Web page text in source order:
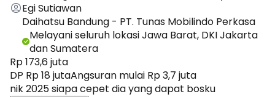
Egi Sutiawan
Daihatsu Bandung - PT. Tunas Mobilindo Perkasa
Melayani seluruh lokasi Jawa Barat, DKI Jakarta
dan Sumatera
Rp 173,6 juta
DP Rp 18 jutaAngsuran mulai Rp 3,7 juta
nik 2025 siapa cepet dia yang dapat bosku